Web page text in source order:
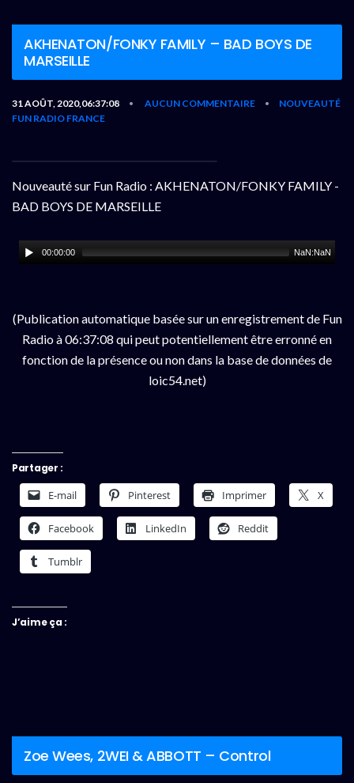
AKHENATON/FONKY FAMILY – BAD BOYS DE
MARSEILLE
31 AOÛT, 2020,06:37:08 • AUCUN COMMENTAIRE •
NOUVEAUTÉ
FUN RADIO FRANCE
Nouveauté sur Fun Radio : AKHENATON/FONKY FAMILY -
BAD BOYS DE MARSEILLE
00:00:00 NaN:NaN
(Publication automatique basée sur un enregistrement de Fun
Radio à 06:37:08 qui peut potentiellement être erronné en
fonction de la présence ou non dans la base de données de
loic54.net)
Partager :
E-mail Pinterest Imprimer X
Facebook LinkedIn Reddit
Tumblr
J’aime ça :
Zoe Wees, 2WEI & ABBOTT – Control